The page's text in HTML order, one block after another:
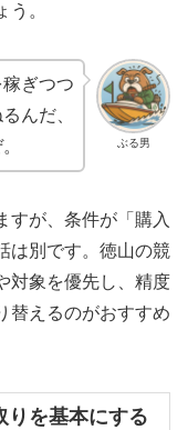
。
ぶる男
ぎつつ
んだ、
すが、条件が「購入
は別です。徳山の競
対象を優先し、精度
替えるのがおすすめ
りを基本にする